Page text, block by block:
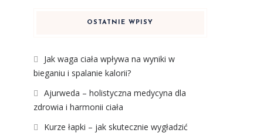
OSTATNIE WPISY
Jak waga ciała wpływa na wyniki w
bieganiu i spalanie kalorii?
Ajurweda – holistyczna medycyna dla
zdrowia i harmonii ciała
Kurze łapki – jak skutecznie wygładzić